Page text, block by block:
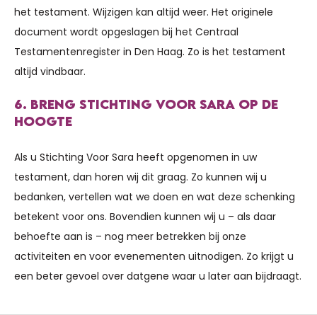
het testament. Wijzigen kan altijd weer. Het originele
document wordt opgeslagen bij het Centraal
Testamentenregister in Den Haag. Zo is het testament
altijd vindbaar.
6. BRENG STICHTING VOOR SARA OP DE
HOOGTE
Als u Stichting Voor Sara heeft opgenomen in uw
testament, dan horen wij dit graag. Zo kunnen wij u
bedanken, vertellen wat we doen en wat deze schenking
betekent voor ons. Bovendien kunnen wij u – als daar
behoefte aan is – nog meer betrekken bij onze
activiteiten en voor evenementen uitnodigen. Zo krijgt u
een beter gevoel over datgene waar u later aan bijdraagt.